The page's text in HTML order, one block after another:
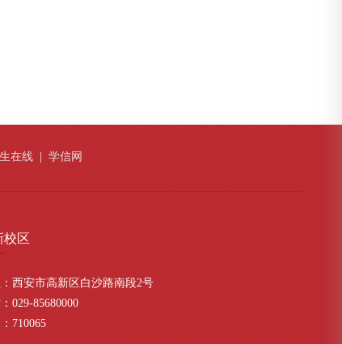
在线 | 学信网
校区
西安市高新区白沙路南段2号
029-85680000
710065